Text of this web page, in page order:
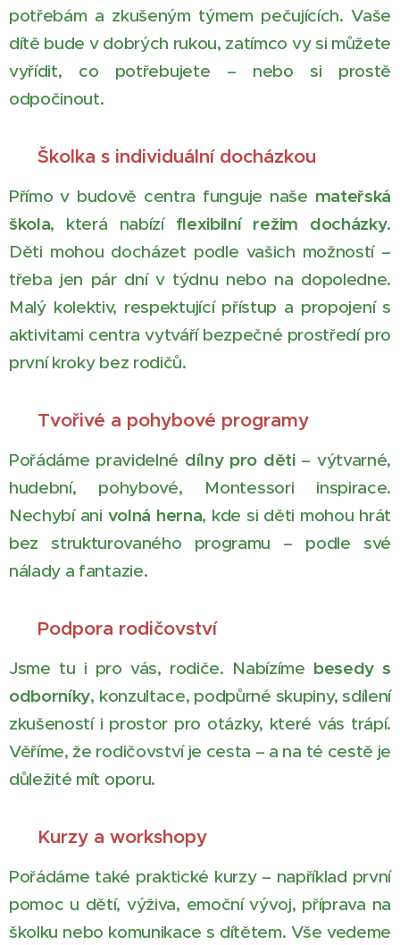
potřebám a zkušeným týmem pečujících. Vaše
dítě bude v dobrých rukou, zatímco vy si můžete
vyřídit, co potřebujete – nebo si prostě
odpočinout.
🏫 Školka s individuální docházkou
Přímo v budově centra funguje naše mateřská
škola, která nabízí flexibilní režim docházky.
Děti mohou docházet podle vašich možností –
třeba jen pár dní v týdnu nebo na dopoledne.
Malý kolektiv, respektující přístup a propojení s
aktivitami centra vytváří bezpečné prostředí pro
první kroky bez rodičů.
🎨 Tvořivé a pohybové programy
Pořádáme pravidelné dílny pro děti– výtvarné,
hudební, pohybové, Montessori inspirace.
Nechybí ani volná herna, kde si děti mohou hrát
bez strukturovaného programu – podle své
nálady a fantazie.
🤝 Podpora rodičovství
Jsme tu i pro vás, rodiče. Nabízíme besedy s
odborníky, konzultace, podpůrné skupiny, sdílení
zkušeností i prostor pro otázky, které vás trápí.
Věříme, že rodičovství je cesta – a na té cestě je
důležité mít oporu.
📚 Kurzy a workshopy
Pořádáme také praktické kurzy – například první
pomoc u dětí, výživa, emoční vývoj, příprava na
školku nebo komunikace s dítětem. Vše vedeme